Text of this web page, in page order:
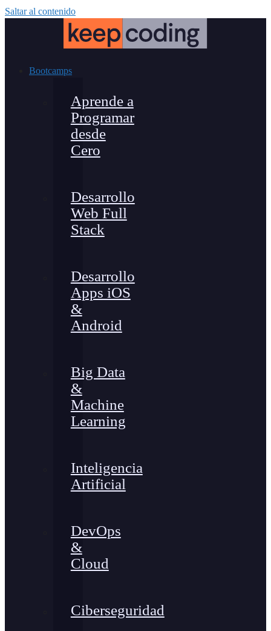
Saltar al contenido
Bootcamps
Aprende a
Programar
desde
Cero
Desarrollo
Web Full
Stack
Desarrollo
Apps iOS
&
Android
Big Data
&
Machine
Learning
Inteligencia
Artificial
DevOps
&
Cloud
Ciberseguridad